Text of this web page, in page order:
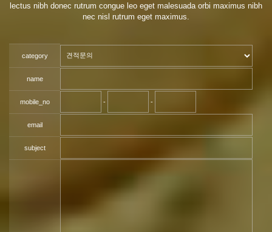
lectus nibh donec rutrum congue leo eget malesuada orbi maximus nibh
nec nisl rutrum eget maximus.
category
name
mobile_no - -
email
subject